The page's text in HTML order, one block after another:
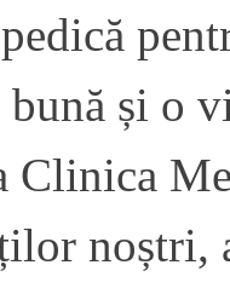
și o
Clinica
noștri,